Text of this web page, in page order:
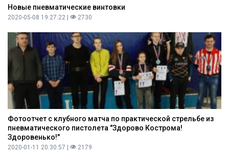
Новые пневматические винтовки
2020-05-08 19:27:22 | 2730
Фотоотчет с клубного матча по практической стрельбе из
пневматического пистолета "Здорово Кострома!
Здоровенько!"
2020-01-11 20:30:57 | 2179